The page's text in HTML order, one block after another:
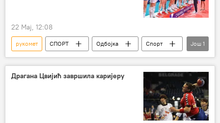
22 Мај, 12:08
рукомет СПОРТ Одбојка
Спорт
Остали спортови
Још 1
Драгана Цвијић завршила каријеру